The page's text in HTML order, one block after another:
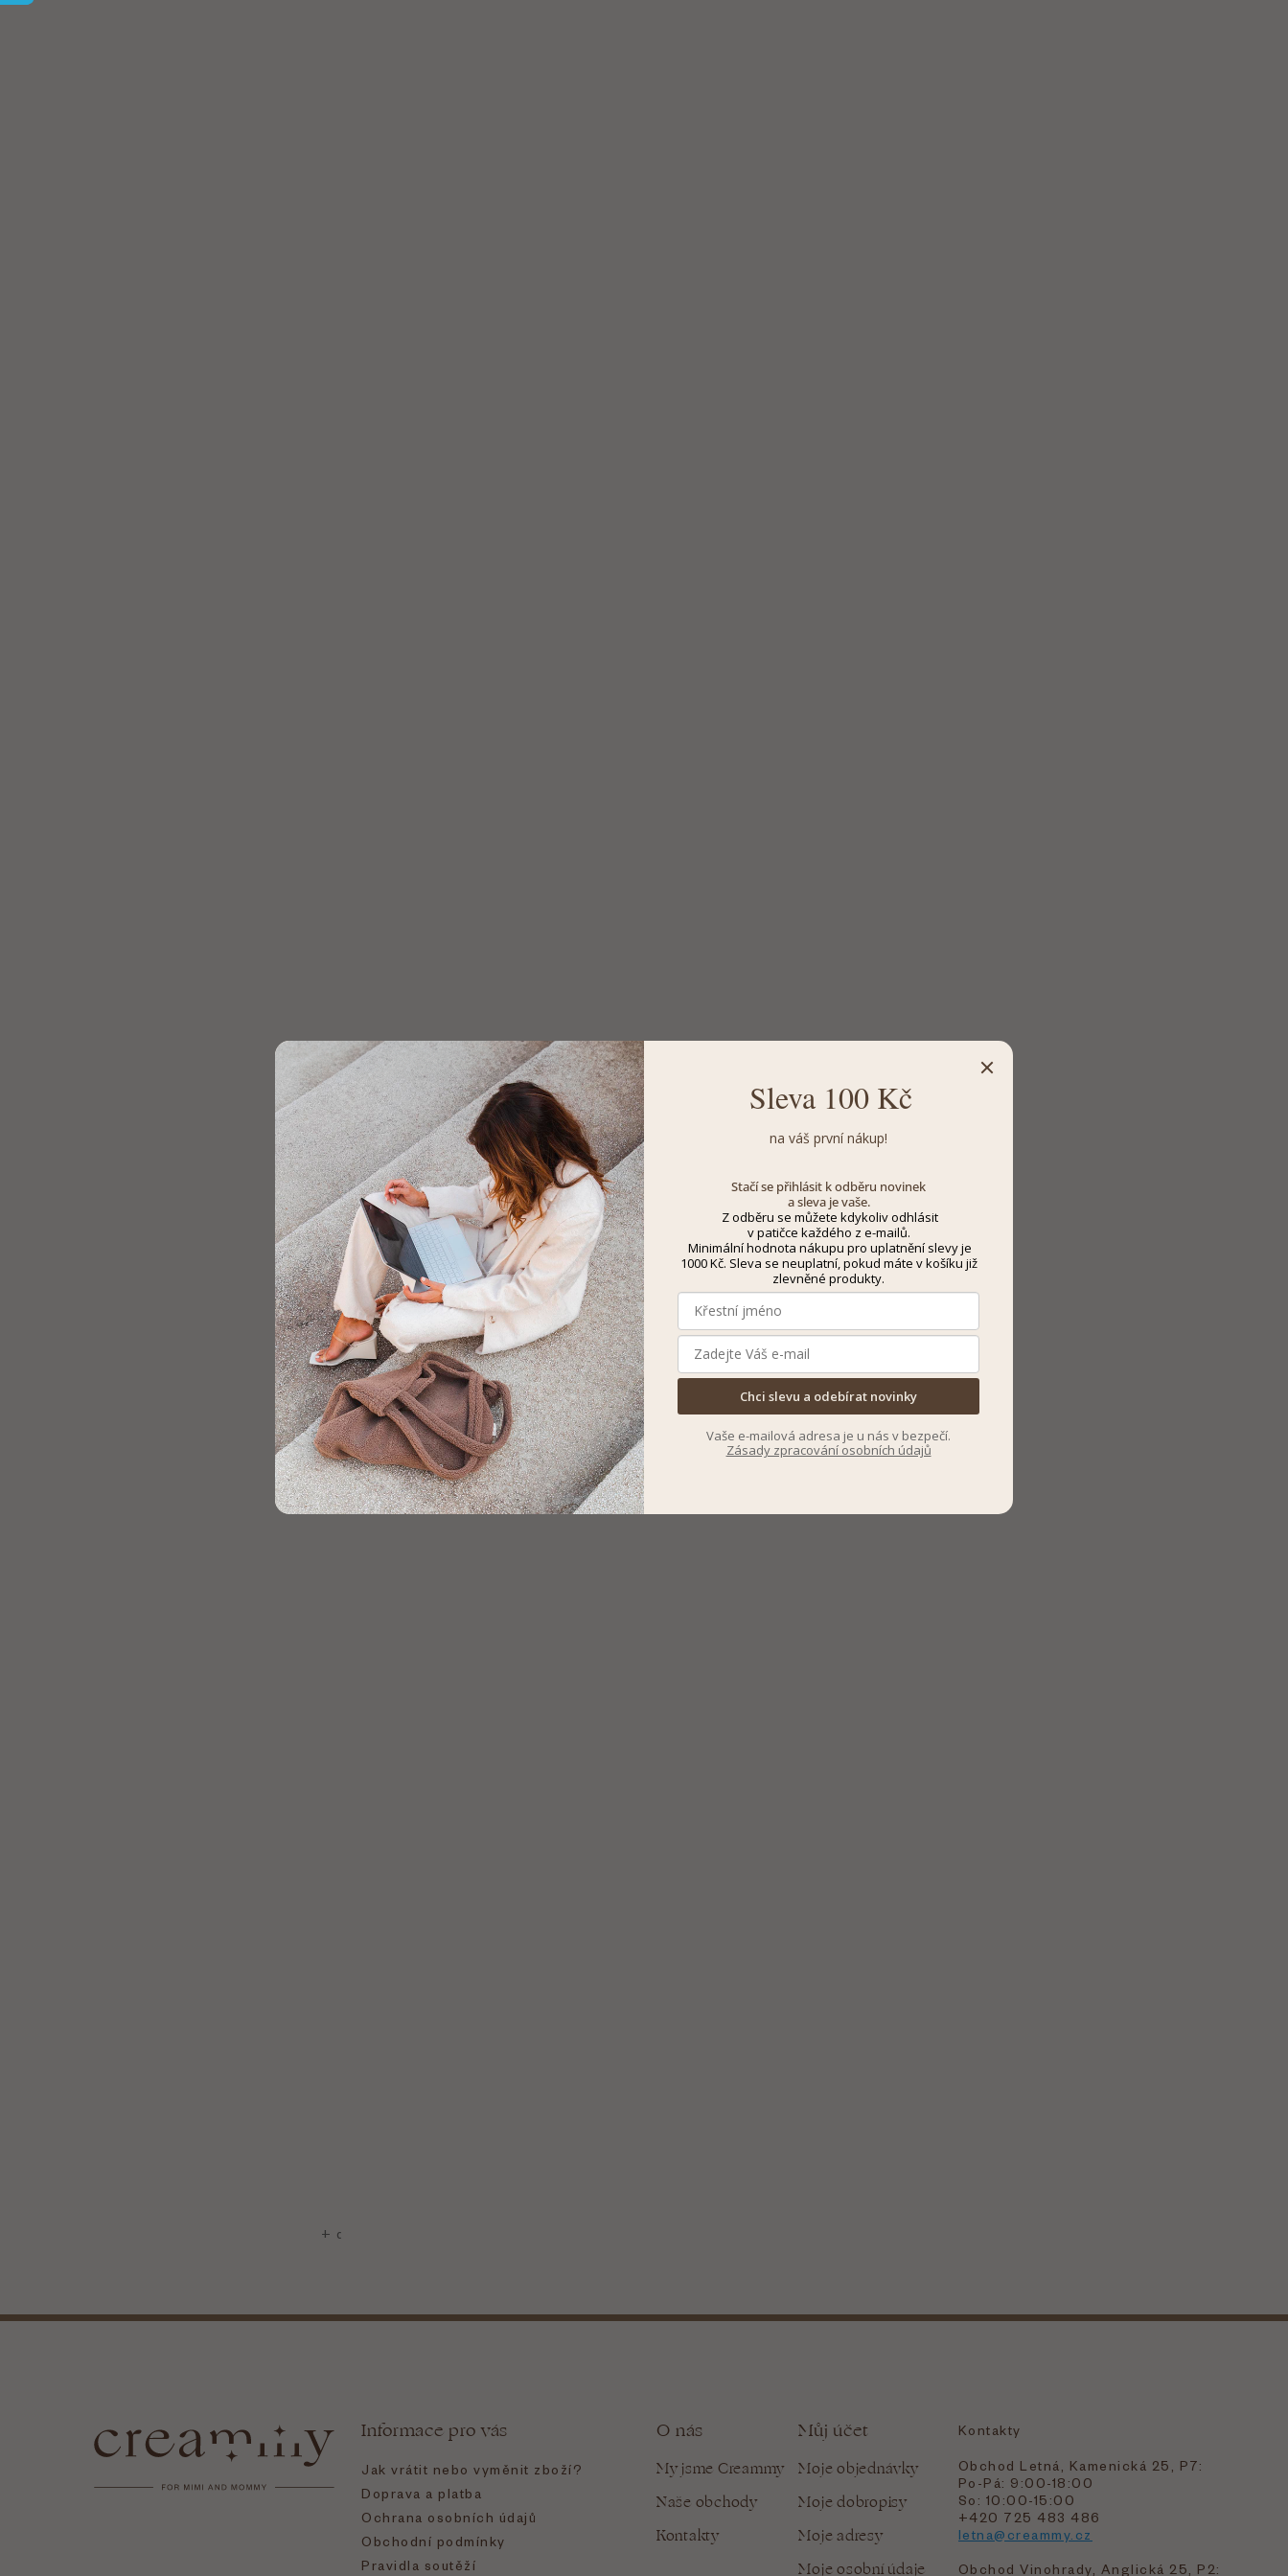
Informace pro vás
Jak vrátit nebo vyměnit zboží?
Doprava a platba
Ochrana osobních údajů
Obchodní podmínky
Pravidla soutěží
O nás
My jsme Creammy
Naše obchody
Kontakty
Můj účet
Moje objednávky
Moje dobropisy
Moje adresy
Moje osobní údaje
Kontakty
Obchod Letná, Kamenická 25, P7:
Po-Pá: 9:00-18:00
So: 10:00-15:00
+420 725 483 486
letna@creammy.cz
Obchod Vinohrady, Anglická 25, P2:
Sleva 100 Kč
na váš první nákup!
Stačí se přihlásit k odběru novinek
a sleva je vaše.
Z odběru se můžete kdykoliv odhlásit
v patičce každého z e-mailů.
Minimální hodnota nákupu pro uplatnění slevy je
1000 Kč. Sleva se neuplatní, pokud máte v košíku již
zlevněné produkty.
Chci slevu a odebírat novinky
Vaše e-mailová adresa je u nás v bezpečí.
Zásady zpracování osobních údajů